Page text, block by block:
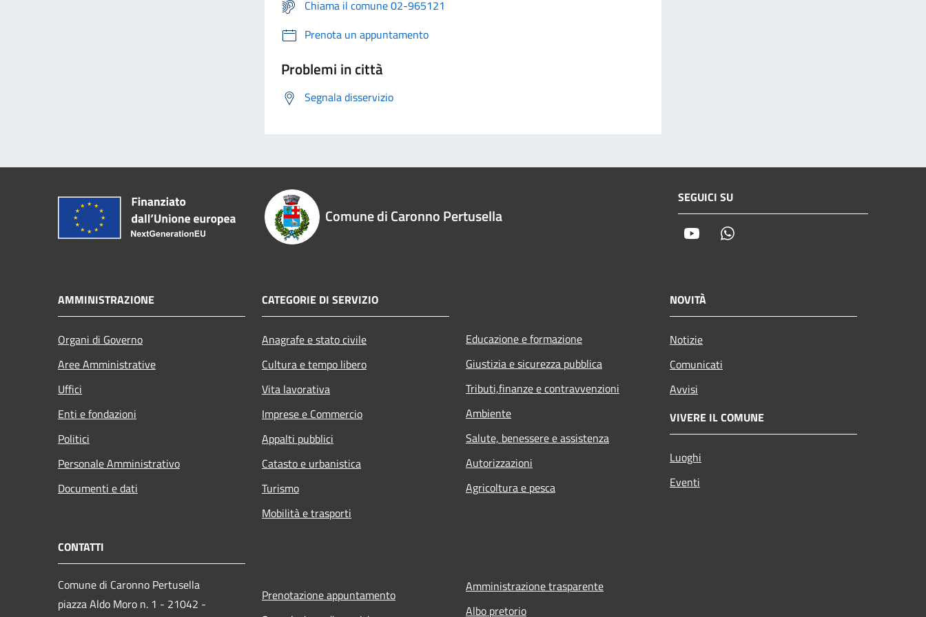
Chiama il comune 02-965121
Prenota un appuntamento
Problemi in città
Segnala disservizio
Comune di Caronno Pertusella
SEGUICI SU
Youtube
AMMINISTRAZIONE
Organi di Governo
Aree Amministrative
Uffici
Enti e fondazioni
Politici
Personale Amministrativo
Documenti e dati
CATEGORIE DI SERVIZIO
Anagrafe e stato civile
Cultura e tempo libero
Vita lavorativa
Imprese e Commercio
Appalti pubblici
Catasto e urbanistica
Turismo
Mobilità e trasporti
Educazione e formazione
Giustizia e sicurezza pubblica
Tributi,finanze e contravvenzioni
Ambiente
Salute, benessere e assistenza
Autorizzazioni
Agricoltura e pesca
NOVITÀ
Notizie
Comunicati
Avvisi
VIVERE IL COMUNE
Luoghi
Eventi
CONTATTI
Comune di Caronno Pertusella
piazza Aldo Moro n. 1 - 21042 -
Prenotazione appuntamento
Amministrazione trasparente
Albo pretorio